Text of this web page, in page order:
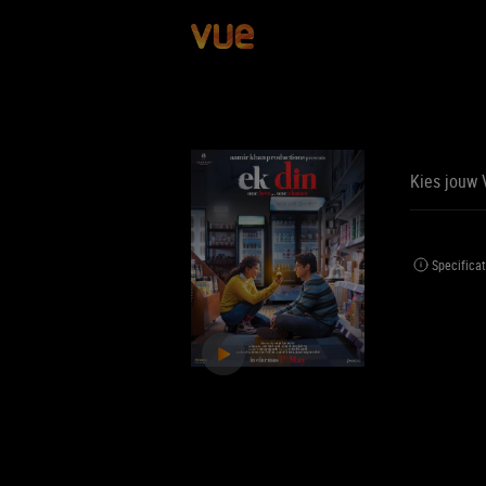
Kies jouw
BIJ